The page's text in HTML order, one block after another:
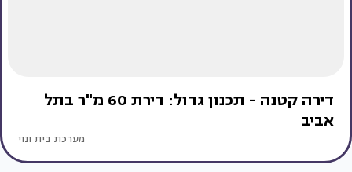
דירה קטנה - תכנון גדול: דירת 60 מ"ר בתל
אביב
מערכת בית ונוי